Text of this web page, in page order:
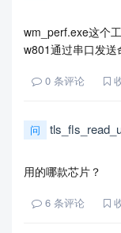
wm_perf.exe这个
w801通过串口发送
0 条评论
问
用的哪款芯片？
6 条评论